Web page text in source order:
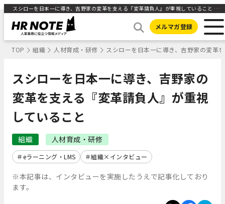
スシローを日本一に導き、吉野家の変革を支える『変革請負人』が重視していること | 人事部から企業成長を応援するメディアHR NOTE
メルマガ登録
TOP 組織 人材育成・研修 スシローを日本一に導き、吉野家の変革
スシローを日本一に導き、吉野家の
変革を支える『変革請負人』が重視
していること
組織 人材育成・研修
eラーニング・LMS 組織×インタビュー
※本記事は、インタビューを実施したうえで記事化しており
ます。